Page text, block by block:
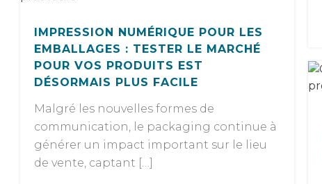
IMPRESSION NUMÉRIQUE POUR LES
EMBALLAGES : TESTER LE MARCHÉ
POUR VOS PRODUITS EST
DÉSORMAIS PLUS FACILE
Malgré les nouvelles formes de
communication, le packaging continue à
générer un impact important sur le lieu
de vente, captant […]